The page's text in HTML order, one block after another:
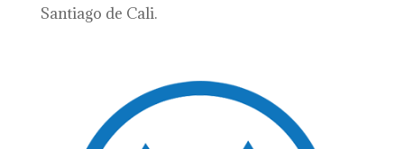
Santiago de Cali.